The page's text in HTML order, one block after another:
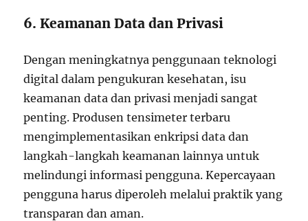
6. Keamanan Data dan Privasi
Dengan meningkatnya penggunaan teknologi
digital dalam pengukuran kesehatan, isu
keamanan data dan privasi menjadi sangat
penting. Produsen tensimeter terbaru
mengimplementasikan enkripsi data dan
langkah-langkah keamanan lainnya untuk
melindungi informasi pengguna. Kepercayaan
pengguna harus diperoleh melalui praktik yang
transparan dan aman.